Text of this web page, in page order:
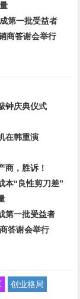
第一批受益者
商答谢会举行
钟庆典仪式
在韩重演
商，胜诉！
本“良性剪刀差”
第一批受益者
答谢会举行
创业格局